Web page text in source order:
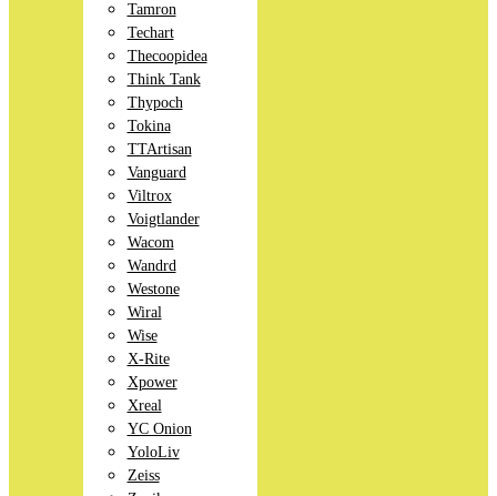
Tamron
Techart
Thecoopidea
Think Tank
Thypoch
Tokina
TTArtisan
Vanguard
Viltrox
Voigtlander
Wacom
Wandrd
Westone
Wiral
Wise
X-Rite
Xpower
Xreal
YC Onion
YoloLiv
Zeiss